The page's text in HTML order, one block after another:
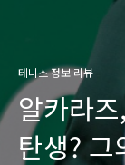
테니스 정보 리뷰
알카라
탄생? 그